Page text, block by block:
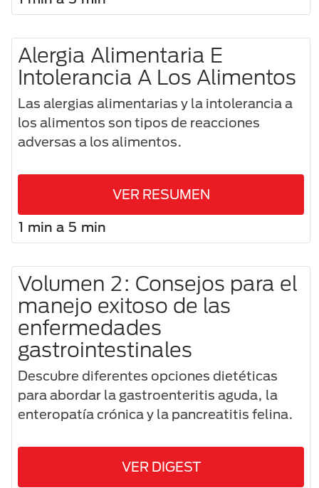
Alergia Alimentaria E
Intolerancia A Los Alimentos
Las alergias alimentarias y la intolerancia a
los alimentos son tipos de reacciones
adversas a los alimentos.
VER RESUMEN
1 min a 5 min
Volumen 2: Consejos para el
manejo exitoso de las
enfermedades
gastrointestinales
Descubre diferentes opciones dietéticas
para abordar la gastroenteritis aguda, la
enteropatía crónica y la pancreatitis felina.
VER DIGEST